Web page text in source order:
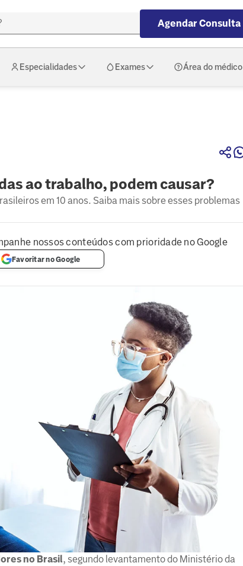
Agendar Consulta
Especialidades Exames Área do médico
ao trabalho, podem causar?
em 10 anos. Saiba mais sobre esses problemas
nossos conteúdos com prioridade no Google
Favoritar no Google
no Brasil, segundo levantamento do Ministério da